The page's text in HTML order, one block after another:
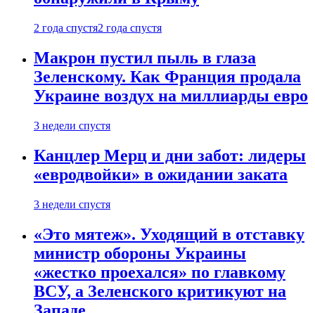
2 года спустя2 года спустя
Макрон пустил пыль в глаза
Зеленскому. Как Франция продала
Украине воздух на миллиарды евро
3 недели спустя
Канцлер Мерц и дни забот: лидеры
«евродвойки» в ожидании заката
3 недели спустя
«Это мятеж». Уходящий в отставку
министр обороны Украины
«жестко проехался» по главкому
ВСУ, а Зеленского критикуют на